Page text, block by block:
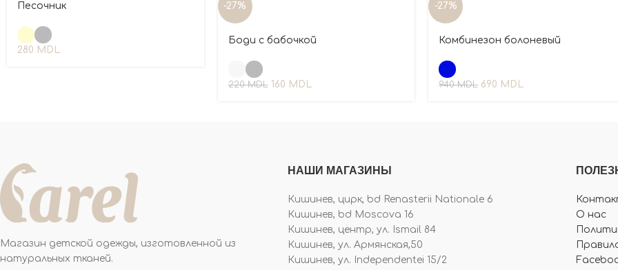
Песочник
280 MDL
-27%
Боди с бабочкой
220MDL 160 MDL
-27%
Комбинезон болоневый
940MDL 690 MDL
Магазин детской одежды, изготовленной из
натуральных тканей.
НАШИ МАГАЗИНЫ
Кишинев, цирк, bd Renasterii Nationale 6
Кишинев, bd Moscova 16
Кишинев, центр, ул. Ismail 84
Кишинев, ул. Армянская,50
Кишинев, ул. Independentei 15/2
О нас